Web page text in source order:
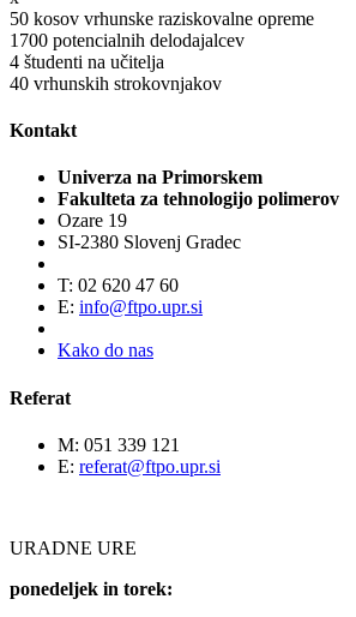
50 kosov vrhunske raziskovalne opreme
1700 potencialnih delodajalcev
4 študenti na učitelja
40 vrhunskih strokovnjakov
Kontakt
Univerza na Primorskem
Fakulteta za tehnologijo polimerov
Ozare 19
SI-2380 Slovenj Gradec
T: 02 620 47 60
E: info@ftpo.upr.si
Kako do nas
Referat
M: 051 339 121
E: referat@ftpo.upr.si
URADNE URE
ponedeljek in torek: